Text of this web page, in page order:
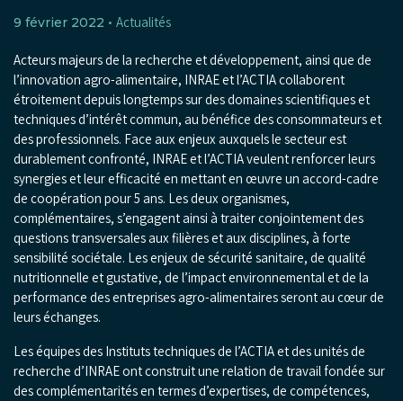
9 février 2022 • Actualités
Acteurs majeurs de la recherche et développement, ainsi que de
l’innovation agro-alimentaire, INRAE et l’ACTIA collaborent
étroitement depuis longtemps sur des domaines scientifiques et
techniques d’intérêt commun, au bénéfice des consommateurs et
des professionnels. Face aux enjeux auxquels le secteur est
durablement confronté, INRAE et l’ACTIA veulent renforcer leurs
synergies et leur efficacité en mettant en œuvre un accord-cadre
de coopération pour 5 ans. Les deux organismes,
complémentaires, s’engagent ainsi à traiter conjointement des
questions transversales aux filières et aux disciplines, à forte
sensibilité sociétale. Les enjeux de sécurité sanitaire, de qualité
nutritionnelle et gustative, de l’impact environnemental et de la
performance des entreprises agro-alimentaires seront au cœur de
leurs échanges.
Les équipes des Instituts techniques de l’ACTIA et des unités de
recherche d’INRAE ont construit une relation de travail fondée sur
des complémentarités en termes d’expertises, de compétences,